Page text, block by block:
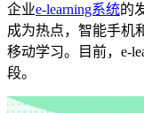
企业e-learning系统的
成为热点，智能手机
移动学习。目前，e-
段。